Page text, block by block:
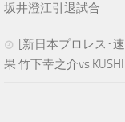
坂井澄江引退試合
[新日本プロレス･
果 竹下幸之介